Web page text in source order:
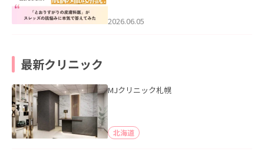
2026.06.05
最新クリニック
MJクリニック札幌
北海道